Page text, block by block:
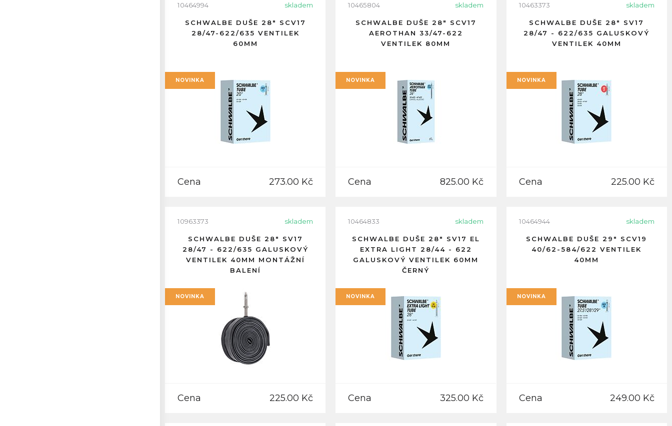
10464994 skladem
SCHWALBE DUŠE 28" SCV17
28/47-622/635 VENTILEK
60MM
NOVINKA
Cena 273.00 Kč
10465804 skladem
SCHWALBE DUŠE 28" SCV17
AEROTHAN 33/47-622
VENTILEK 80MM
NOVINKA
Cena 825.00 Kč
10463373 skladem
SCHWALBE DUŠE 28" SV17
28/47 - 622/635 GALUSKOVÝ
VENTILEK 40MM
NOVINKA
Cena 225.00 Kč
10963373 skladem
SCHWALBE DUŠE 28" SV17
28/47 - 622/635 GALUSKOVÝ
VENTILEK 40MM MONTÁŽNÍ
BALENÍ
NOVINKA
Cena 225.00 Kč
10464833 skladem
SCHWALBE DUŠE 28" SV17 EL
EXTRA LIGHT 28/44 - 622
GALUSKOVÝ VENTILEK 60MM
ČERNÝ
NOVINKA
Cena 325.00 Kč
10464944 skladem
SCHWALBE DUŠE 29" SCV19
40/62-584/622 VENTILEK
40MM
NOVINKA
Cena 249.00 Kč